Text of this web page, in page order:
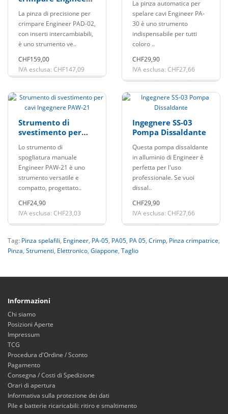
intercambiabili
La pinza di precisione per
crimpare Engineer PAD-02,
con inserti intercambiabili,
è uno strumento ve..
CHF159,00
IVA esclusa: CHF147,09
5.0mm²
La pinza automatica per
spelare cavi Engineer PA-
30 è uno strumento
indispensabile per tutti
coloro ..
CHF29,90
IVA esclusa: CHF27,66
Strumento di
svestimento per
PAW-21
Lo strumento di
spogliatura manuale
Engineer PAW-21 è uno
strumento versatile e
compatto, progettato..
CHF24,90
IVA esclusa: CHF23,03
Ingegnere SS-03
Pompa Dissaldante
Questa pompa dissaldante
in alluminio di Engineer è
perfetta per l'uso
professionale. Se vuoi
dissal..
CHF29,90
IVA esclusa: CHF27,66
Tag: Pinza spelafili, Engineer, PA-05, PA05, PA 05, Crimp, Pinza crimpatrice,
Pinza, Strumenti, Elettronico, Giappone, Taglio
Informazioni
Chi siamo
Posizioni Aperte
Impressum
TCG
Procedura d'Ordine / Sconto
Pagamento
Consegna / Costi di Spedizione
Orari di apertura
Informativa sulla protezione dei dati
Pile e batterie ricaricabili: ritiro e smaltimento